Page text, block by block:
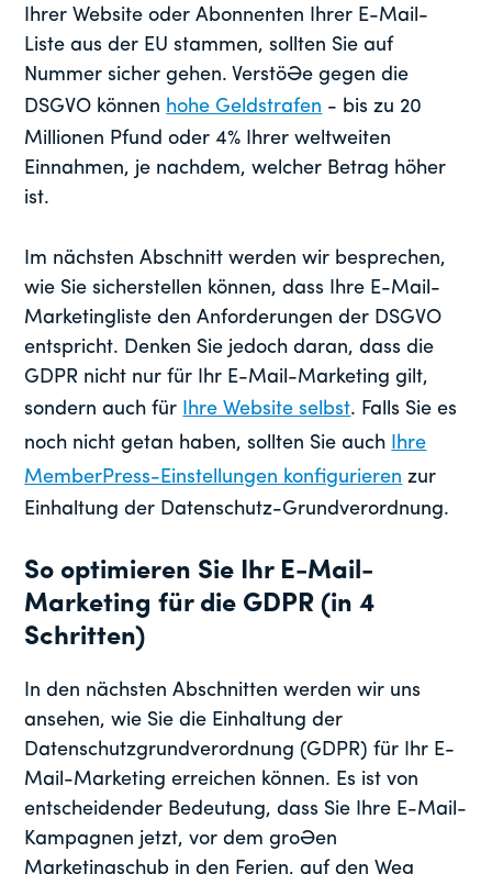
Ihrer Website oder Abonnenten Ihrer E-Mail-
Liste aus der EU stammen, sollten Sie auf
Nummer sicher gehen. Verstöße gegen die
DSGVO können hohe Geldstrafen - bis zu 20
Millionen Pfund oder 4% Ihrer weltweiten
Einnahmen, je nachdem, welcher Betrag höher
ist.
Im nächsten Abschnitt werden wir besprechen,
wie Sie sicherstellen können, dass Ihre E-Mail-
Marketingliste den Anforderungen der DSGVO
entspricht. Denken Sie jedoch daran, dass die
GDPR nicht nur für Ihr E-Mail-Marketing gilt,
sondern auch für Ihre Website selbst. Falls Sie es
noch nicht getan haben, sollten Sie auch Ihre
MemberPress-Einstellungen konfigurieren zur
Einhaltung der Datenschutz-Grundverordnung.
So optimieren Sie Ihr E-Mail-
Marketing für die GDPR (in 4
Schritten)
In den nächsten Abschnitten werden wir uns
ansehen, wie Sie die Einhaltung der
Datenschutzgrundverordnung (GDPR) für Ihr E-
Mail-Marketing erreichen können. Es ist von
entscheidender Bedeutung, dass Sie Ihre E-Mail-
Kampagnen jetzt, vor dem großen
Marketingschub in den Ferien, auf den Weg